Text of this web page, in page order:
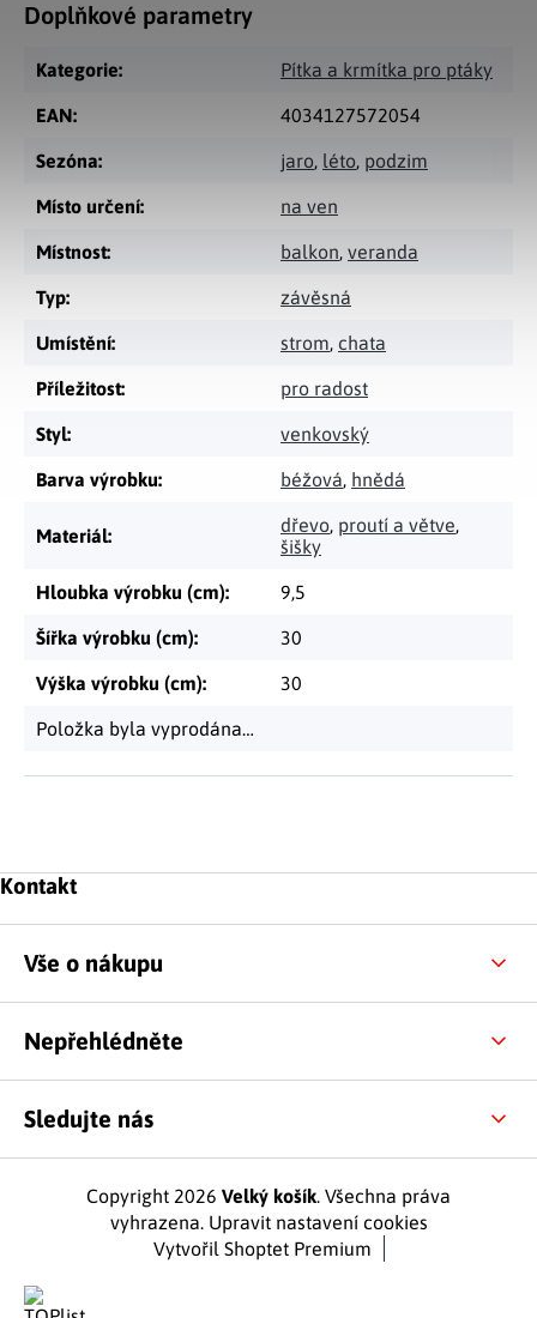
Doplňkové parametry
Kategorie: Pítka a krmítka pro ptáky
EAN: 4034127572054
Sezóna: jaro, léto, podzim
Místo určení: na ven
Místnost: balkon, veranda
Typ: závěsná
Umístění: strom, chata
Příležitost: pro radost
Styl: venkovský
Barva výrobku: béžová, hnědá
Materiál: dřevo, proutí a větve,
šišky
Hloubka výrobku (cm): 9,5
Šířka výrobku (cm): 30
Výška výrobku (cm): 30
Položka byla vyprodána…
Zápatí
Kontakt
Vše o nákupu
Nepřehlédněte
Sledujte nás
Vytvořil Shoptet Premium
Copyright 2026 Velký košík. Všechna práva
vyhrazena. Upravit nastavení cookies